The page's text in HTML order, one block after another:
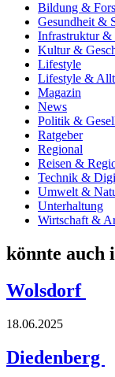
Bildung &
Gesundheit &
Infrastruktur &
Kultur &
Lifestyle
Lifestyle &
Magazin
News
Politik &
Ratgeber
Regional
Reisen &
Technik &
Umwelt &
Unterhaltung
Wirtschaft &
könnte auch
Wolsdorf
18.06.2025
Diedenberg